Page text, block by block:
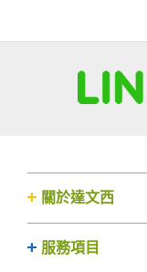
關於達文西
服務項目